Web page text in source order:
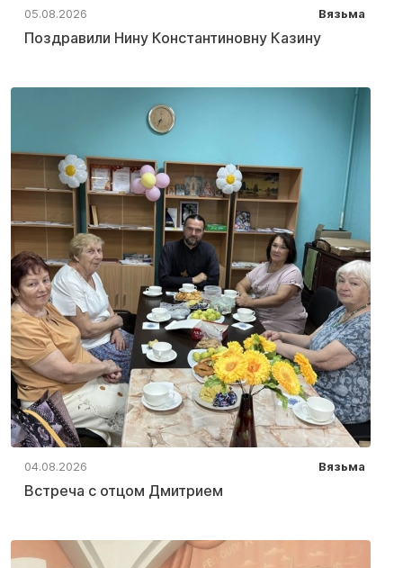
05.08.2026 Вязьма
Поздравили Нину Константиновну Казину
04.08.2026 Вязьма
Встреча с отцом Дмитрием